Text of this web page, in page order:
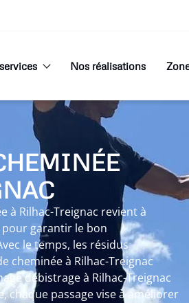
Nos réalisations
à Rilhac-Treignac revient à
garantir le bon
le temps, les résidus
cheminée à Rilhac-Treignac
débistrage à Rilhac-Treignac
chaque passage vise à améliorer